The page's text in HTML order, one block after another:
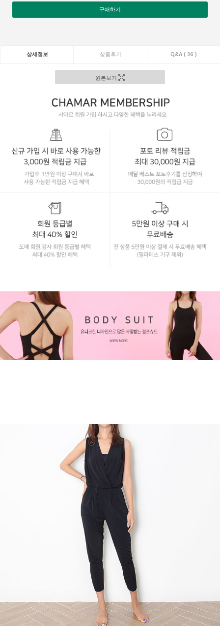
구매하기
상세정보 상품후기 Q&A ( 36 )
원본보기